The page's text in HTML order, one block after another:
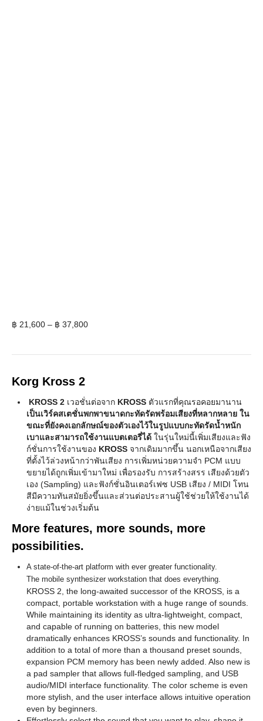
฿ 21,600 – ฿ 37,800Price
Korg Kross 2
KROSS 2 เวอชั่นต่อจาก KROSS ตัวแรกที่คุณรอคอยมานาน
เป็นเวิร์คสเตชั่นพกพาขนาดกะทัดรัดพร้อมเสียงที่หลากหลาย ใน
ขณะที่ยังคงเอกลักษณ์ของตัวเองไว้ในรูปแบบกะทัดรัดน้ำหนัก
เบาและสามารถใช้งานแบตเตอรี่ได้ ในรุ่นใหม่นี้เพิ่มเสียงและฟัง
ก์ชั่นการใช้งานของ KROSS จากเดิมมากขึ้น นอกเหนือจากเสียง
ที่ตั้งไว้ล่วงหน้ากว่าพันเสียง การเพิ่มหน่วยความจำ PCM แบบ
ขยายได้ถูกเพิ่มเข้ามาใหม่ เพื่อรองรับ การสร้างสรร เสียงด้วยตัว
เอง (Sampling) และฟังก์ชั่นอินเตอร์เฟซ USB เสียง / MIDI โทน
สีมีความทันสมัยยิ่งขึ้นและส่วนต่อประสานผู้ใช้ช่วยให้ใช้งานได้
ง่ายแม้ในช่วงเริ่มต้น
More features, more sounds, more
possibilities.
A state-of-the-art platform with ever greater functionality.
The mobile synthesizer workstation that does everything.
KROSS 2, the long-awaited successor of the KROSS, is a
compact, portable workstation with a huge range of sounds.
While maintaining its identity as ultra-lightweight, compact,
and capable of running on batteries, this new model
dramatically enhances KROSS’s sounds and functionality. In
addition to a total of more than a thousand preset sounds,
expansion PCM memory has been newly added. Also new is
a pad sampler that allows full-fledged sampling, and USB
audio/MIDI interface functionality. The color scheme is even
more stylish, and the user interface allows intuitive operation
even by beginners.